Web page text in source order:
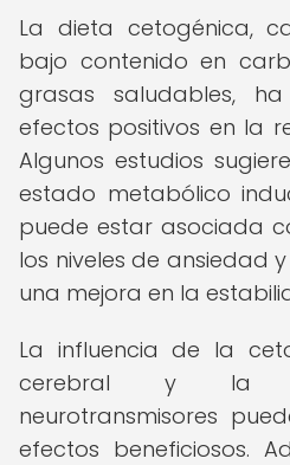
La dieta cetogénica,
bajo contenido en
grasas saludables,
efectos positivos en la
Algunos estudios
estado metabólico
puede estar asociada
los niveles de ansiedad
una mejora en la
La influencia de la
cerebral y la
neurotransmisores
efectos beneficiosos.